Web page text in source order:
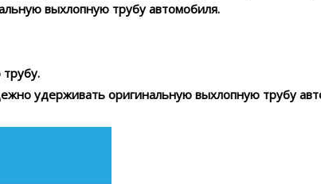
выхлопную трубу автомобиля.
удерживать оригинальную выхлопную трубу